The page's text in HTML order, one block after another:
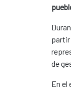
partir
de
En el